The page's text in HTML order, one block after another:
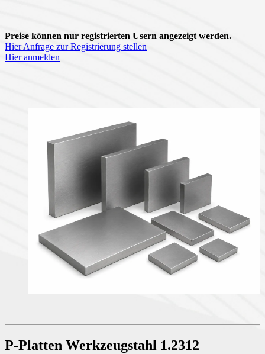
Preise können nur registrierten Usern angezeigt werden.
Hier Anfrage zur Registrierung stellen
Hier anmelden
P-Platten Werkzeugstahl 1.2312